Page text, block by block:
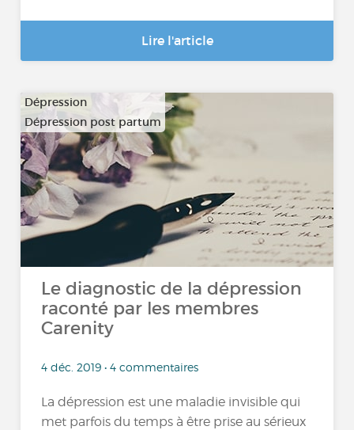
Lire l'article
Dépression
Dépression post partum
Le diagnostic de la dépression
raconté par les membres
Carenity
4 déc. 2019 • 4 commentaires
La dépression est une maladie invisible qui
met parfois du temps à être prise au sérieux